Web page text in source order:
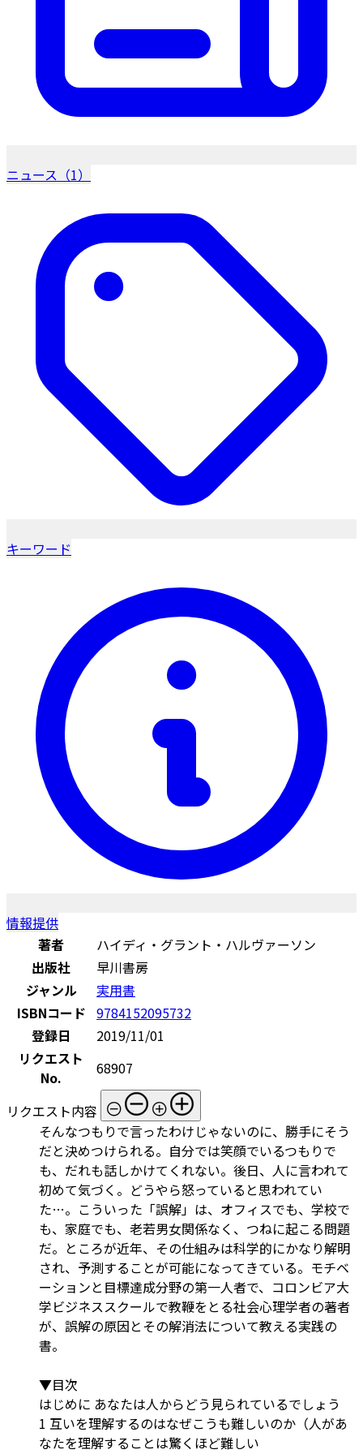
ニュース（1）
キーワード
情報提供
著者
ハイディ・グラント・ハルヴァーソン
出版社
早川書房
ジャンル
実用書
ISBNコード 9784152095732
登録日
2019/11/01
リクエスト
No.
68907
リクエスト内容
そんなつもりで言ったわけじゃないのに、勝手にそう
だと決めつけられる。自分では笑顔でいるつもりで
も、だれも話しかけてくれない。後日、人に言われて
初めて気づく。どうやら怒っていると思われてい
た…。こういった「誤解」は、オフィスでも、学校で
も、家庭でも、老若男女関係なく、つねに起こる問題
だ。ところが近年、その仕組みは科学的にかなり解明
され、予測することが可能になってきている。モチベ
ーションと目標達成分野の第一人者で、コロンビア大
学ビジネススクールで教鞭をとる社会心理学者の著者
が、誤解の原因とその解消法について教える実践の
書。
▼目次
はじめに あなたは人からどう見られているでしょう
1 互いを理解するのはなぜこうも難しいのか（人があ
なたを理解することは驚くほど難しい